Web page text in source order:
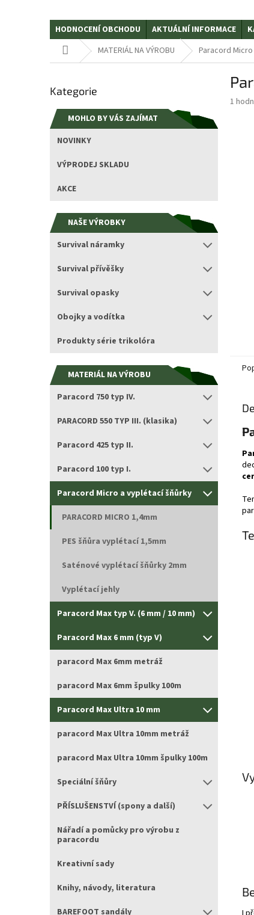
HODNOCENÍ OBCHODU AKTUÁLNÍ INFORMACE
Domů MATERIÁL NA VÝROBU Paracord
s
r
n
e
kategorie
Kategorie
MOHLO BY VÁS ZAJÍMAT
NOVINKY
VÝPRODEJ SKLADU
AKCE
NAŠE VÝROBKY
Survival náramky
Survival přívěšky
Survival opasky
Obojky a vodítka
Produkty série trikolóra
MATERIÁL NA VÝROBU
Paracord 750 typ IV.
PARACORD 550 TYP III. (klasika)
Paracord 425 typ II.
Paracord 100 typ I.
Paracord Micro a vyplétací šňůrky
PARACORD MICRO 1,4mm
PES šňůra vyplétací 1,5mm
Saténové vyplétací šňůrky 2mm
Vyplétací jehly
Paracord Max typ V. (6 mm / 10 mm)
Paracord Max 6 mm (typ V)
paracord Max 6mm metráž
paracord Max 6mm špulky 100m
Paracord Max Ultra 10 mm
paracord Max Ultra 10mm metráž
paracord Max Ultra 10mm špulky 100m
Speciální šňůry
PŘÍSLUŠENSTVÍ (spony a další)
Nářadí a pomůcky pro výrobu z
paracordu
Kreativní sady
Knihy, návody, literatura
BAREFOOT sandály
1